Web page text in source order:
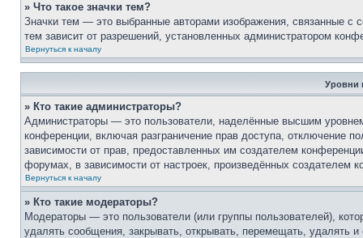
» Что такое значки тем?
Значки тем — это выбранные авторами изображения, связанные
тем зависит от разрешений, установленных администратором
Вернуться к началу
Уровни
» Кто такие администраторы?
Администраторы — это пользователи, наделённые высшим
конференции, включая разграничение прав доступа, отключение
зависимости от прав, предоставленных им создателем
форумах, в зависимости от настроек, произведённых создателем
Вернуться к началу
» Кто такие модераторы?
Модераторы — это пользователи (или группы пользователей),
удалять сообщения, закрывать, открывать, перемещать, удалять